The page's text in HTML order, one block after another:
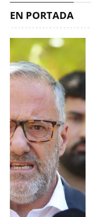
EN PORTADA